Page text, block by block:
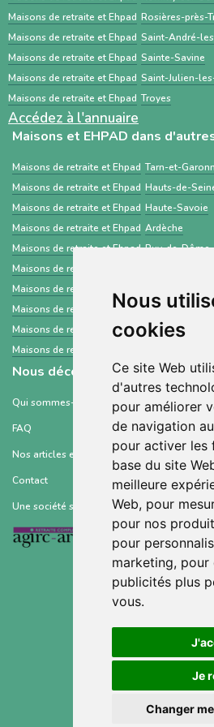
Nous
cookies
Ce site Web
d'autres
pour améliorer
de navigation
pour activer les
base du site
meilleure
Web, pour
pour nos
pour
marketing, pour
publicités plus
vous.
Je
Changer
établissements médico-
standardisé.
Maisons de retraite et Ehpad Rosières-près-
Maisons de retraite et Ehpad Saint-André-
Maisons de retraite et Ehpad Sainte-Savine
Maisons de retraite et Ehpad Saint-Julien-
Maisons de retraite et Ehpad Troyes
Accédez à l'annuaire
Maisons et EHPAD dans
Maisons de retraite et Ehpad Tarn-et-
Maisons de retraite et Ehpad Hauts-de-
Maisons de retraite et Ehpad Haute-Savoie
Maisons de retraite et Ehpad Ardèche
Maisons de retraite et Ehpad Puy-de-Dôme
Maisons de retraite et Ehpad
Maisons de retraite et Ehpad
Maisons de retraite et Ehpad Creuse
Maisons de retraite et Ehpad Hérault
Maisons de retraite et Ehpad
Nous découvrir
Qui sommes-nous ?
FAQ
Nos articles et ressources
Contact
Une société soutenue par :
Conditions générales
Mentions
Gestion des